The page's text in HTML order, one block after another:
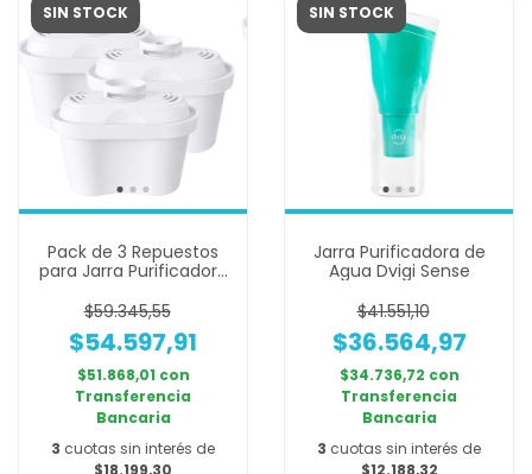
SIN STOCK
Pack de 3 Repuestos
para Jarra Purificadora
$59.345,55
$54.597,91
$51.868,01 con
Transferencia
Bancaria
3 cuotas sin interés de
$18.199,30
SIN STOCK
Jarra Purificadora de
Agua Dvigi Sense
$41.551,10
$36.564,97
$34.736,72 con
Transferencia
Bancaria
3 cuotas sin interés de
$12.188,32